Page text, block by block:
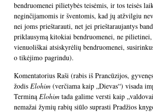
bendruomenei pilietybės teisėmis, ir tos teisės
neginčijamomis ir šventomis, kad jų atžvilgiu
nei joms prieštarauti, net jei prieštaraujantys
priklausymą kitokiai bendruomenei, ne
vienuoliškai atsiskyrėlių bendruomenei,
o tikėjimo pagrindu).
Komentatorius Raši (rabis iš Prancūzijos,
žodis Elohim (verčiama kaip „Dievas“) visada
Terminą Elohim tada galime versti kaip
nemažai žymių rabių siūlo suprasti Pradžios